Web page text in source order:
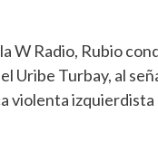
W Radio, Rubio
Uribe Turbay, al
violenta